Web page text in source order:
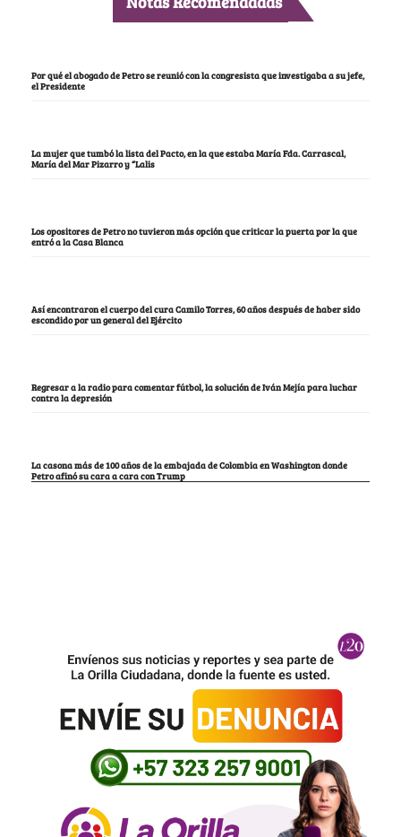
Por qué el abogado de Petro se reunió con la congresista que investigaba a su jefe,
el Presidente
La mujer que tumbó la lista del Pacto, en la que estaba María Fda. Carrascal,
María del Mar Pizarro y “Lalis
Los opositores de Petro no tuvieron más opción que criticar la puerta por la que
entró a la Casa Blanca
Así encontraron el cuerpo del cura Camilo Torres, 60 años después de haber sido
escondido por un general del Ejército
Regresar a la radio para comentar fútbol, la solución de Iván Mejía para luchar
contra la depresión
La casona más de 100 años de la embajada de Colombia en Washington donde
Petro afinó su cara a cara con Trump